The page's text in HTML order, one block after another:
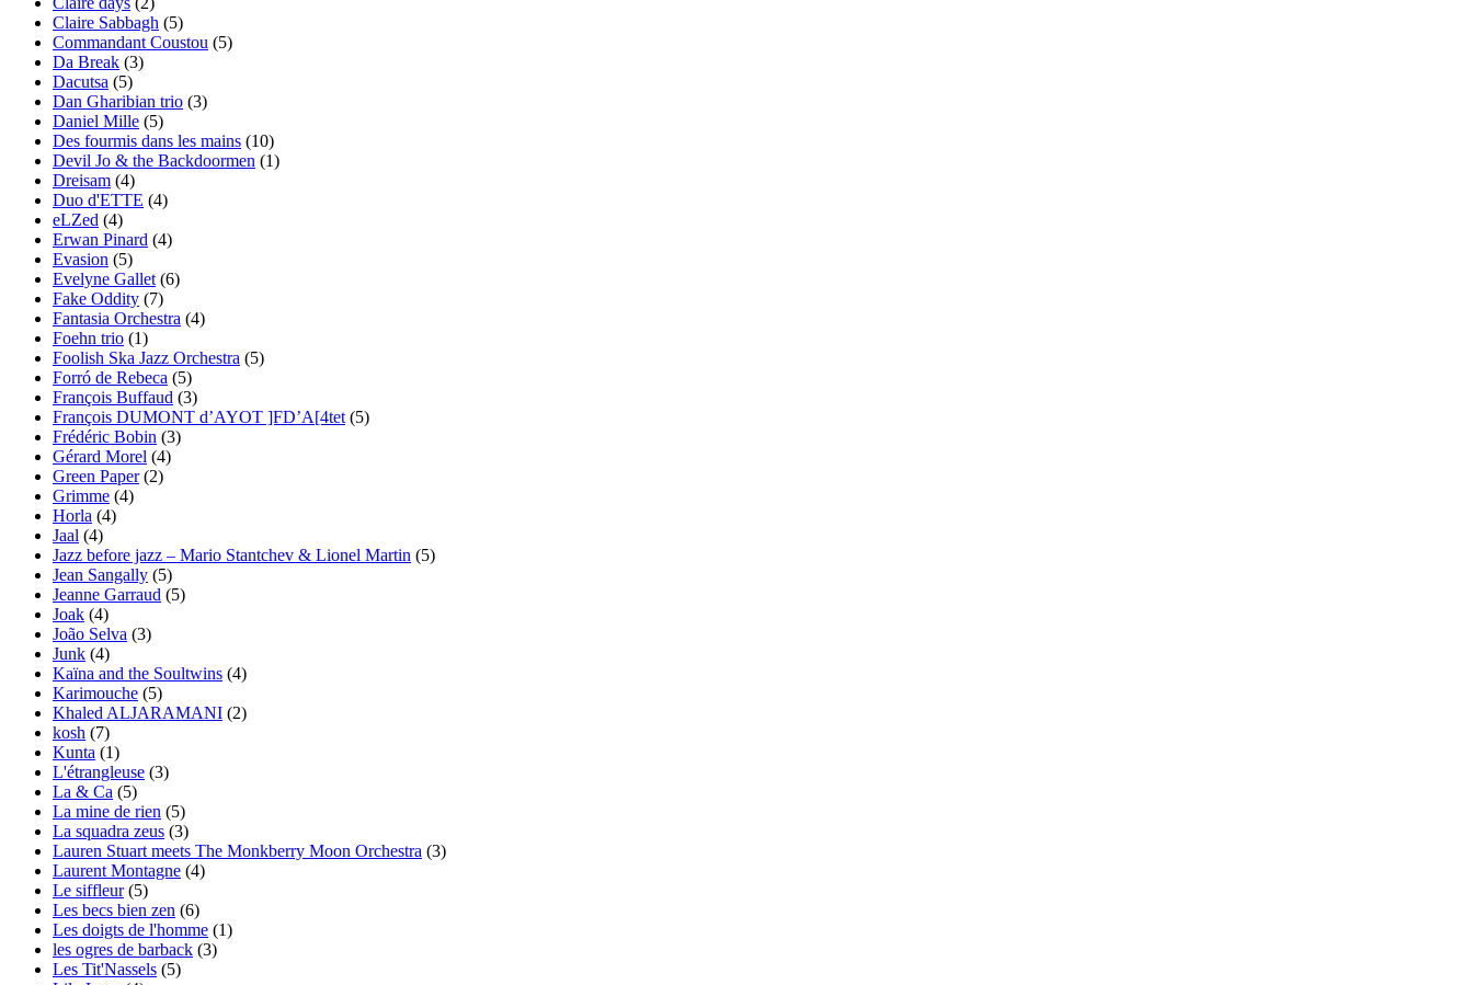
Claire Sabbagh (5)
Commandant Coustou (5)
Da Break (3)
Dacutsa (5)
Dan Gharibian trio (3)
Daniel Mille (5)
Des fourmis dans les mains (10)
Devil Jo & the Backdoormen (1)
Dreisam (4)
Duo d'ETTE (4)
eLZed (4)
Erwan Pinard (4)
Evasion (5)
Evelyne Gallet (6)
Fake Oddity (7)
Fantasia Orchestra (4)
Foehn trio (1)
Foolish Ska Jazz Orchestra (5)
Forró de Rebeca (5)
François Buffaud (3)
François DUMONT d’AYOT ]FD’A[4tet (5)
Frédéric Bobin (3)
Gérard Morel (4)
Green Paper(2)
Grimme (4)
Horla (4)
Jaal (4)
Jazz before jazz – Mario Stantchev & Lionel Martin (5)
Jean Sangally (5)
Jeanne Garraud (5)
Joak (4)
João Selva (3)
Junk (4)
Kaïna and the Soultwins (4)
Karimouche (5)
Khaled ALJARAMANI (2)
kosh (7)
Kunta (1)
L'étrangleuse (3)
La & Ca (5)
La mine de rien (5)
La squadra zeus (3)
Lauren Stuart meets The Monkberry Moon Orchestra (3)
Laurent Montagne (4)
Le siffleur(5)
Les becs bien zen (6)
Les doigts de l'homme (1)
les ogres de barback (3)
Les Tit'Nassels (5)